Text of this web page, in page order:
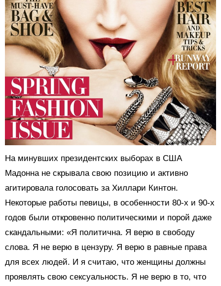
На минувших президентских выборах в США
Мадонна не скрывала свою позицию и активно
агитировала голосовать за Хиллари Кинтон.
Некоторые работы певицы, в особенности 80-х и 90-х
годов были откровенно политическими и порой даже
скандальными: «Я политична. Я верю в свободу
слова. Я не верю в цензуру. Я верю в равные права
для всех людей. И я считаю, что женщины должны
проявлять свою сексуальность. Я не верю в то, что